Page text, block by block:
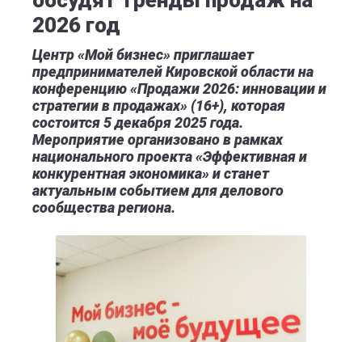
2026 год
Центр «Мой бизнес» приглашает
предпринимателей Кировской области на
конференцию «Продажи 2026: инновации и
стратегии в продажах» (16+), которая
состоится 5 декабря 2025 года.
Мероприятие организовано в рамках
национального проекта «Эффективная и
конкурентная экономика» и станет
актуальным событием для делового
сообщества региона.